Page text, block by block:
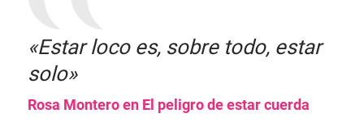
«Estar loco es, sobre todo, estar
solo»
Rosa Montero en El peligro de estar cuerda